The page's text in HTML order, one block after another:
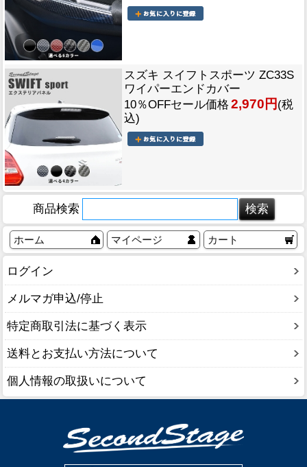
スズキ スイフトスポーツ ZC33S
ワイパーエンドカバー
10％OFFセール価格 2,970円 (税
込)
商品検索
ホーム マイページ カート
ログイン
メルマガ申込/停止
特定商取引法に基づく表示
送料とお支払い方法について
個人情報の取扱いについて